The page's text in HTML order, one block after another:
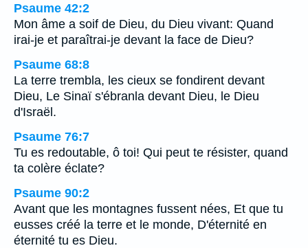
Psaume 42:2
Mon âme a soif de Dieu, du Dieu vivant: Quand
irai-je et paraîtrai-je devant la face de Dieu?
Psaume 68:8
La terre trembla, les cieux se fondirent devant
Dieu, Le Sinaï s'ébranla devant Dieu, le Dieu
d'Israël.
Psaume 76:7
Tu es redoutable, ô toi! Qui peut te résister, quand
ta colère éclate?
Psaume 90:2
Avant que les montagnes fussent nées, Et que tu
eusses créé la terre et le monde, D'éternité en
éternité tu es Dieu.